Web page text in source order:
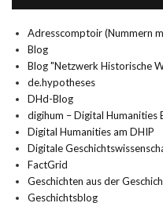
Adresscomptoir (Nummern
Blog
Blog "Netzwerk Historische
de.hypotheses
DHd-Blog
digihum – Digital Humanities
Digital Humanities am DHIP
Digitale
FactGrid
Geschichten aus der
Geschichtsblog